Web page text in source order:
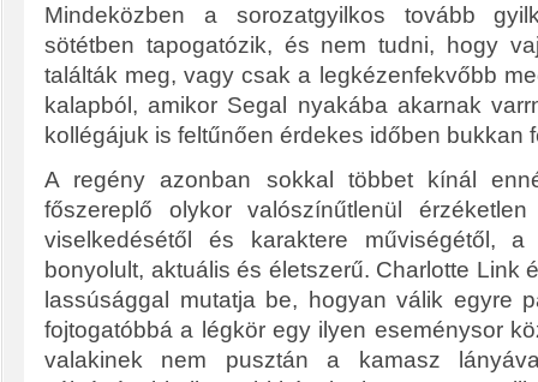
Mindeközben a sorozatgyilkos tovább
sötétben tapogatózik, és nem tudni, hogy
találták meg, vagy csak a legkézenfekvőbb
kalapból, amikor Segal nyakába akarnak
kollégájuk is feltűnően érdekes időben bukkan
A regény azonban sokkal többet kínál
főszereplő olykor valószínűtlenül
viselkedésétől és karaktere műviségétől, a
bonyolult, aktuális és életszerű. Charlotte Link
lassúsággal mutatja be, hogyan válik egyre
fojtogatóbbá a légkör egy ilyen eseménysor
valakinek nem pusztán a kamasz